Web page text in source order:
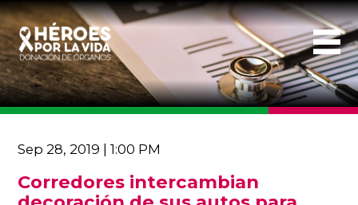
Sep 28, 2019 | 1:00 PM
Corredores intercambian